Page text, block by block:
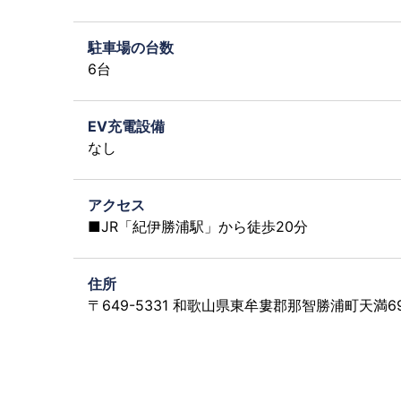
駐車場の台数
6台
EV充電設備
なし
アクセス
■JR「紀伊勝浦駅」から徒歩20分
住所
〒649-5331 和歌山県東牟婁郡那智勝浦町天満